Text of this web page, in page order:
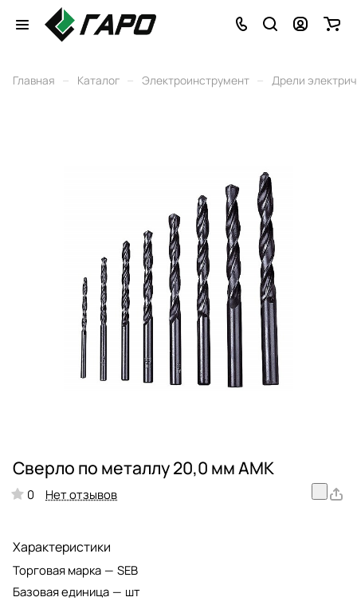
Главная – Каталог – Электроинструмент – Дрели
Сверло по металлу 20,0 мм АМК
0 Нет отзывов
Характеристики
Торговая марка — SEB
Базовая единица — шт